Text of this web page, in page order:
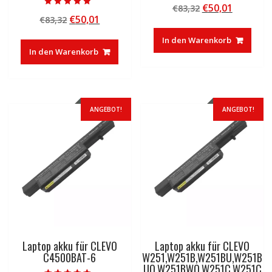
5.00
von 5
€83,32 Ursprünglicher
war:
€83,32
€50,01
ist:
€50,01.
In den Warenkorb
5.00
von 5
€83,32 Ursprünglicher
war:
€83,32
€50,01
ist:
€50,01.
In den Warenkorb
ANGEBOT!
Laptop akku für CLEVO
C4500BAT-6
ANGEBOT!
Laptop akku für CLEVO
W251,W251B,W251BU,W251B
UQ,W251BWQ,W251C,W251C